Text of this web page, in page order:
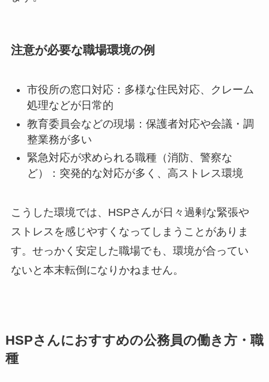
注意が必要な職場環境の例
市役所の窓口対応：多様な住民対応、クレーム
処理などが日常的
教育委員会などの現場：保護者対応や会議・調
整業務が多い
緊急対応が求められる職種（消防、警察な
ど）：突発的な対応が多く、高ストレス環境
こうした環境では、HSPさんが日々過剰な緊張や
ストレスを感じやすくなってしまうことがありま
す。せっかく安定した職場でも、環境が合ってい
ないと本末転倒になりかねません。
HSPさんにおすすめの公務員の働き方・職
種